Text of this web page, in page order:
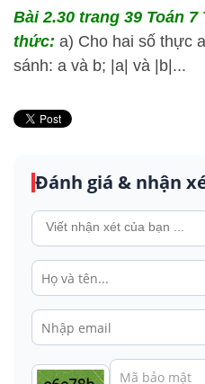
Bài 2.30 trang 39 Toán
thức: a) Cho hai số thực
sánh: a và b; |a| và |b|...
Đánh giá & nhận